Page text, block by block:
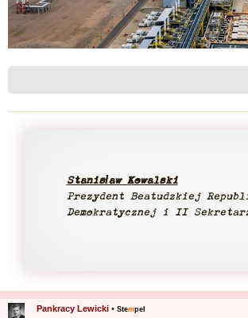
Stanisław Kowalski
Prezydent Beatudzkiej
Demokratycznej i II
Pankracy Lewicki •Stempel